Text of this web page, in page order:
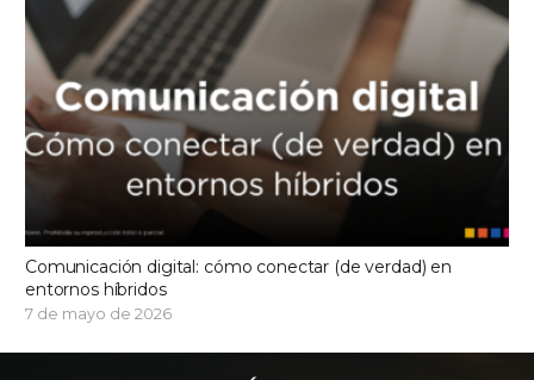
Comunicación digital: cómo conectar (de verdad) en
entornos híbridos
7 de mayo de 2026